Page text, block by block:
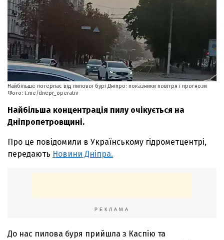
Найбільше потерпає від пилової бурі Дніпро: показники повітря і прогнози
Фото: t.me/dnepr_operativ
Найбільша концентрація пилу очікується на
Дніпропетровщині.
Про це повідомили в Українському гідрометцентрі,
передають Новини Дніпра.
РЕКЛАМА
До нас пилова буря прийшла з Каспію та